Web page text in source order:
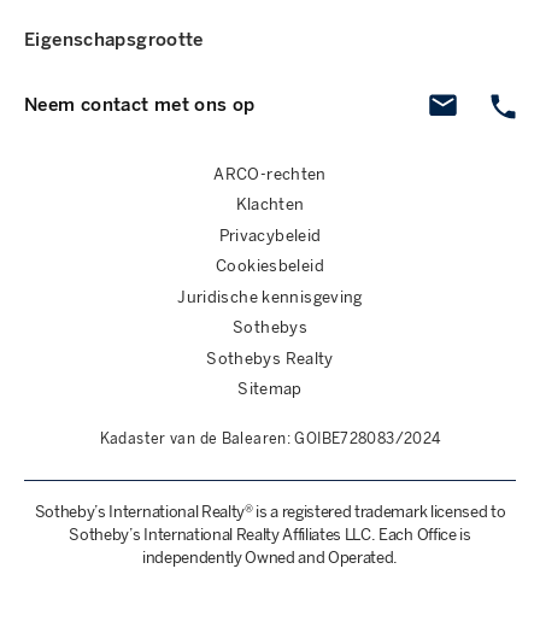
Neem contact met ons op
Eigenschapsgrootte
ARCO-rechten
Klachten
Privacybeleid
Cookiesbeleid
Juridische kennisgeving
Sothebys
Sothebys Realty
Sitemap
Kadaster van de Balearen: GOIBE728083/2024
Sotheby’s International Realty® is a registered trademark licensed to
Sotheby’s International Realty Affiliates LLC. Each Office is
independently Owned and Operated.